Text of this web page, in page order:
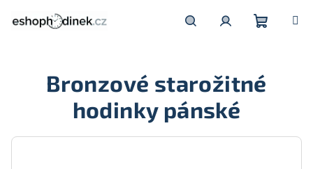
košík
Bronzové starožitné
hodinky pánské